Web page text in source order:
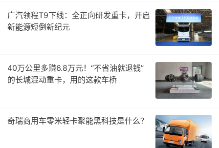
广汽领程T9下线：全正向研发重卡，开启
新能源短倒新纪元
40万公里多赚6.8万元！“不省油就退钱”
的长城混动重卡，用的这款车桥
奇瑞商用车零米轻卡聚能黑科技是什么？